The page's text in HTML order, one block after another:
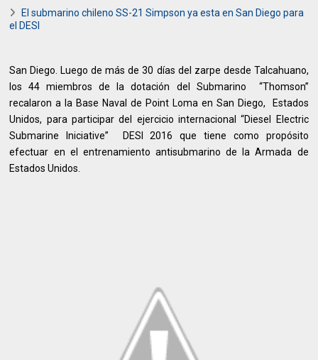
El submarino chileno SS-21 Simpson ya esta en San Diego para
el DESI
San Diego. Luego de más de 30 días del zarpe desde Talcahuano,
los 44 miembros de la dotación del Submarino “Thomson”
recalaron a la Base Naval de Point Loma en San Diego, Estados
Unidos, para participar del ejercicio internacional “Diesel Electric
Submarine Iniciative” DESI 2016 que tiene como propósito
efectuar en el entrenamiento antisubmarino de la Armada de
Estados Unidos.